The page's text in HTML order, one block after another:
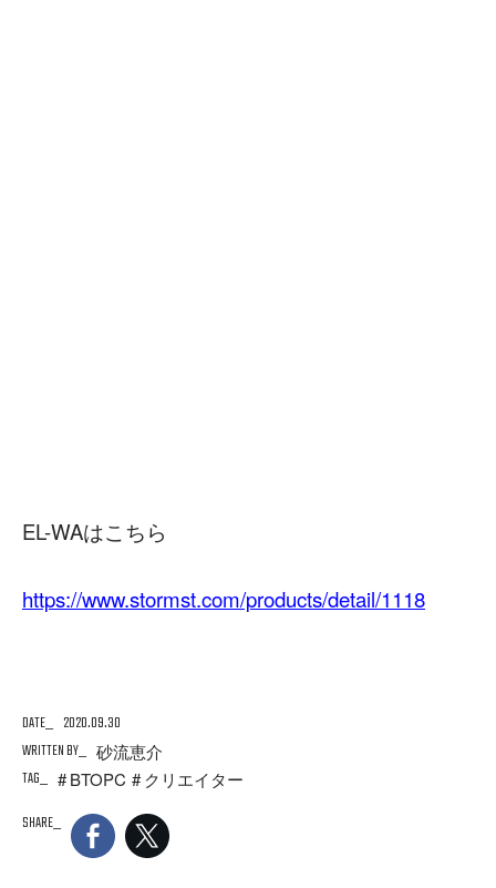
EL-WAはこちら
https://www.stormst.com/products/detail/1118
DATE
2020.09.30
WRITTEN BY
砂流恵介
TAG
BTOPC
クリエイター
SHARE